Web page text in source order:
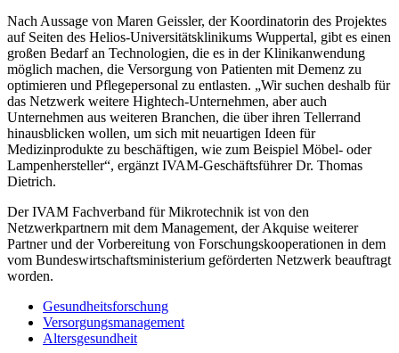
Nach Aussage von Maren Geissler, der Koordinatorin des Projektes
auf Seiten des Helios-Universitätsklinikums Wuppertal, gibt es einen
großen Bedarf an Technologien, die es in der Klinikanwendung
möglich machen, die Versorgung von Patienten mit Demenz zu
optimieren und Pflegepersonal zu entlasten. „Wir suchen deshalb für
das Netzwerk weitere Hightech-Unternehmen, aber auch
Unternehmen aus weiteren Branchen, die über ihren Tellerrand
hinausblicken wollen, um sich mit neuartigen Ideen für
Medizinprodukte zu beschäftigen, wie zum Beispiel Möbel- oder
Lampenhersteller“, ergänzt IVAM-Geschäftsführer Dr. Thomas
Dietrich.
Der IVAM Fachverband für Mikrotechnik ist von den
Netzwerkpartnern mit dem Management, der Akquise weiterer
Partner und der Vorbereitung von Forschungskooperationen in dem
vom Bundeswirtschaftsministerium geförderten Netzwerk beauftragt
worden.
Gesundheitsforschung
Versorgungsmanagement
Altersgesundheit